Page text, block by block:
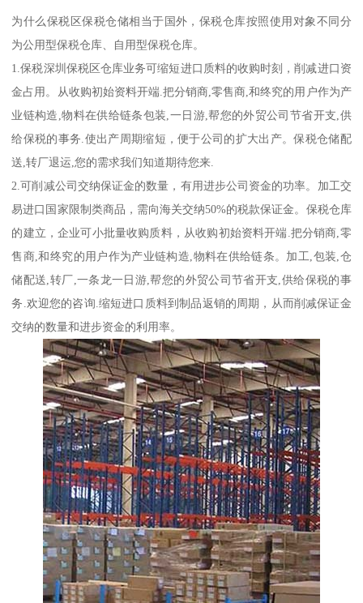
为什么保税区保税仓储相当于国外，保税仓库按照使用对象不同分
为公用型保税仓库、自用型保税仓库。
1.保税深圳保税区仓库业务可缩短进口质料的收购时刻，削减进口资
金占用。从收购初始资料开端.把分销商,零售商,和终究的用户作为产
业链构造,物料在供给链条包装,一日游,帮您的外贸公司节省开支,供
给保税的事务.使出产周期缩短，便于公司的扩大出产。保税仓储配
送,转厂退运,您的需求我们知道期待您来.
2.可削减公司交纳保证金的数量，有用进步公司资金的功率。加工交
易进口国家限制类商品，需向海关交纳50%的税款保证金。保税仓库
的建立，企业可小批量收购质料，从收购初始资料开端.把分销商,零
售商,和终究的用户作为产业链构造,物料在供给链条。加工,包装,仓
储配送,转厂,一条龙一日游,帮您的外贸公司节省开支,供给保税的事
务.欢迎您的咨询.缩短进口质料到制品返销的周期，从而削减保证金
交纳的数量和进步资金的利用率。